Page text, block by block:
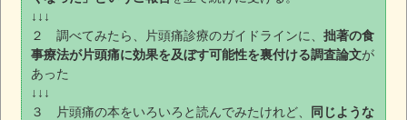
↓↓↓
２ 調べてみたら、片頭痛診療のガイドラインに、拙著の食
事療法が片頭痛に効果を及ぼす可能性を裏付ける調査論文が
あった
↓↓↓
３ 片頭痛の本をいろいろと読んでみたけれど、
同じような